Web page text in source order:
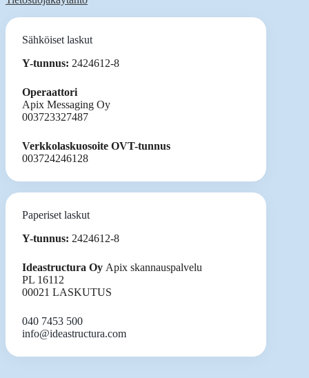
Sähköiset laskut
Y-tunnus: 2424612-8
Operaattori
Apix Messaging Oy
003723327487
Verkkolaskuosoite OVT-tunnus
003724246128
Paperiset laskut
Y-tunnus: 2424612-8
Ideastructura Oy Apix skannauspalvelu
PL 16112
00021 LASKUTUS
040 7453 500
info@ideastructura.com